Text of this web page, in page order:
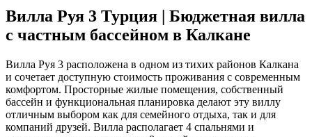
Вилла Руя 3 Турция | Бюджетная вилла
с частным бассейном в Калкане
Вилла Руя 3 расположена в одном из тихих районов Калкана
и сочетает доступную стоимость проживания с современным
комфортом. Просторные жилые помещения, собственный
бассейн и функциональная планировка делают эту виллу
отличным выбором как для семейного отдыха, так и для
компаний друзей. Вилла располагает 4 спальнями и